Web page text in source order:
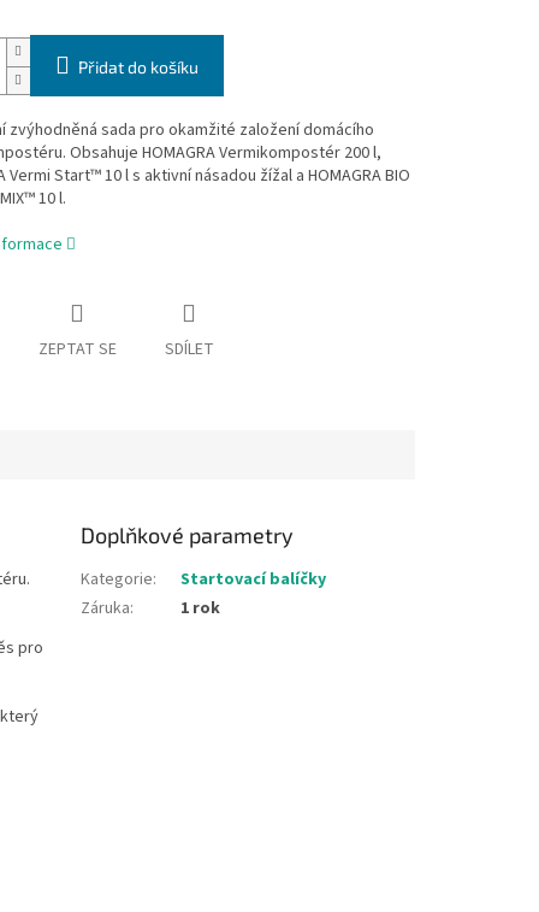
Přidat do košíku
zvýhodněná sada pro okamžité založení domácího
Obsahuje HOMAGRA Vermikompostér 200 l,
Vermi Start™ 10 l s aktivní násadou žížal a HOMAGRA BIO
10 l.
ZEPTAT SE SDÍLET
pro
Doplňkové parametry
Kategorie:
Startovací balíčky
Záruka: 1 rok